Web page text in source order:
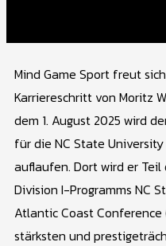
Mind Game Sport freut
Karriereschritt von Moritz
dem 1. August 2025 wird
für die NC State
auflaufen. Dort wird er
Division I-Programms NC
Atlantic Coast
stärksten und